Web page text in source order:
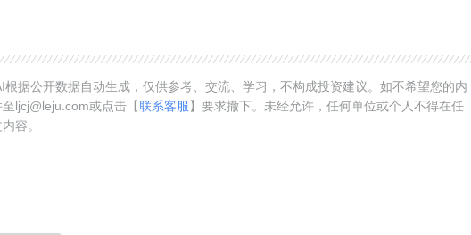
据公开数据自动生成，仅供参考、交流、学习，不构成投资建议。如不希望您的内
ljcj@leju.com或点击【联系客服】要求撤下。未经允许，任何单位或个人不得在任
容。